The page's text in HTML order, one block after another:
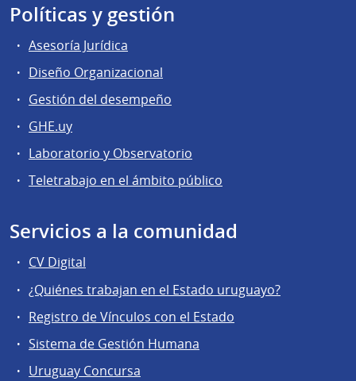
Políticas y gestión
Asesoría Jurídica
Diseño Organizacional
Gestión del desempeño
GHE.uy
Laboratorio y Observatorio
Teletrabajo en el ámbito público
Servicios a la comunidad
CV Digital
¿Quiénes trabajan en el Estado uruguayo?
Registro de Vínculos con el Estado
Sistema de Gestión Humana
Uruguay Concursa